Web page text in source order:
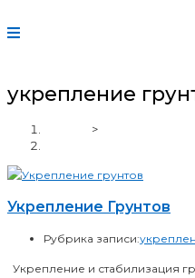
укрепление
>
Укрепление Грунтов
Рубрика записи:
Укрепление и стабилизация